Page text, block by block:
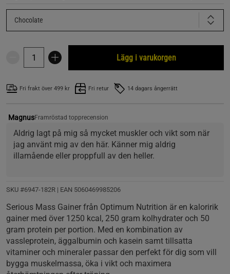
Chocolate
Lägg i varukorgen
Fri frakt över 499 kr Fri retur 14 dagars ångerrätt
MagnusFramröstad topprecension
Aldrig lagt på mig så mycket muskler och vikt som när
jag använt mig av den här. Känner mig aldrig
illamående eller proppfull av den heller.
SKU #6947-182R | EAN 5060469985206
Serious Mass Gainer från Optimum Nutrition är en kaloririk
gainer med över 1250 kcal, 250 gram kolhydrater och 50
gram protein per portion. Med en kombination av
vassleprotein, äggalbumin och kasein samt tillsatta
vitaminer och mineraler passar den perfekt för dig som vill
bygga muskelmassa, öka i vikt och maximera